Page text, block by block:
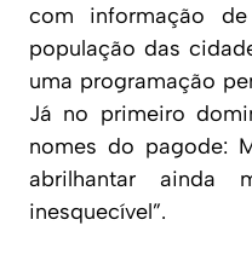
com informação
população das
uma programação
Já no primeiro
nomes do pagode:
abrilhantar
inesquecível”.